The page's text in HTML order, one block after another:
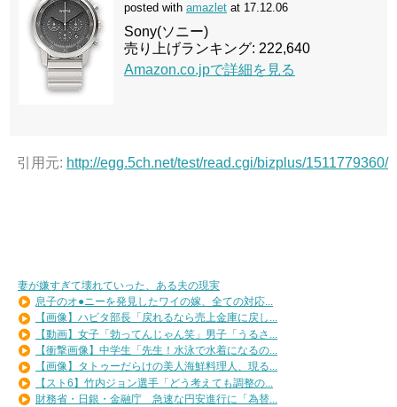
posted with amazlet at 17.12.06
Sony(ソニー)
売り上げランキング: 222,640
Amazon.co.jpで詳細を見る
引用元: http://egg.5ch.net/test/read.cgi/bizplus/1511779360/
妻が嫌すぎて壊れていった、ある夫の現実
息子のオ●ニーを発見したワイの嫁、全ての対応...
【画像】ハビタ部長「戻れるなら売上金庫に戻し...
【動画】女子「勃ってんじゃん笑」男子「うるさ...
【衝撃画像】中学生「先生！水泳で水着になるの...
【画像】タトゥーだらけの美人海鮮料理人、現る...
【スト6】竹内ジョン選手「どう考えても調整の...
財務省・日銀・金融庁 急速な円安進行に「為替...